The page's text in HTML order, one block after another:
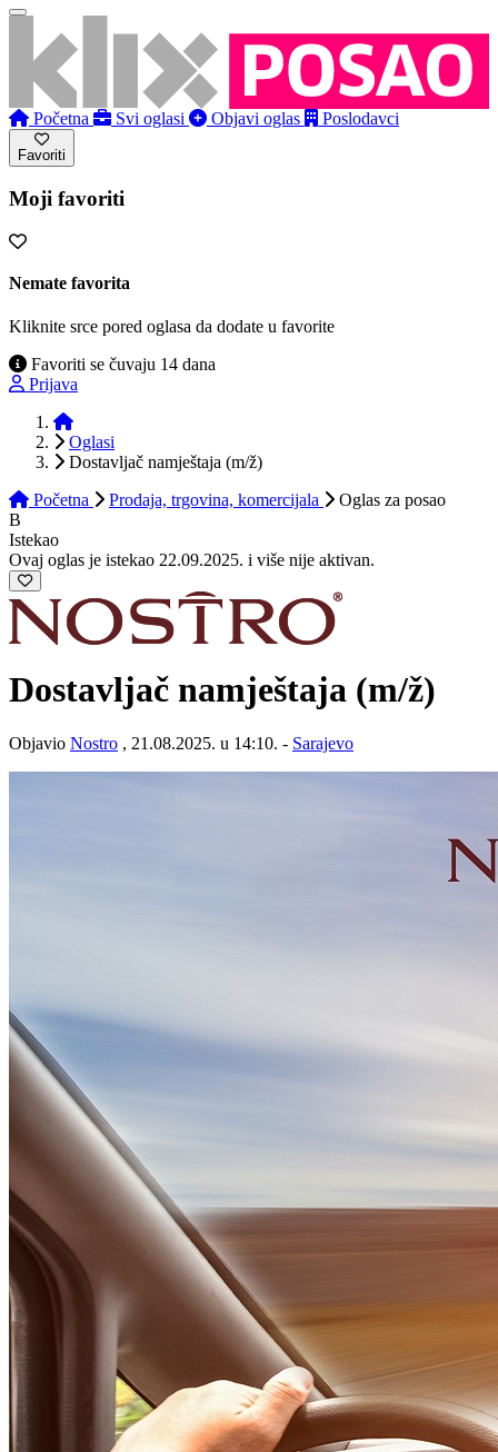
Početna Svi oglasi Objavi oglas Poslodavci
Favoriti
Moji favoriti
Nemate favorita
Kliknite srce pored oglasa da dodate u favorite
Favoriti se čuvaju 14 dana
Prijava
Početna
Oglasi
Dostavljač namještaja (m/ž)
Početna
Prodaja, trgovina, komercijala Oglas za posao
B
Istekao
Ovaj oglas je istekao 22.09.2025. i više nije aktivan.
Dostavljač namještaja (m/ž)
Objavio Nostro , 21.08.2025. u 14:10. - Sarajevo